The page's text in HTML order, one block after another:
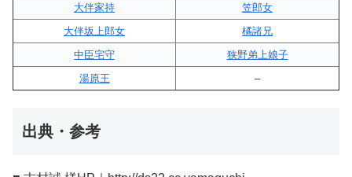
大伴家持
笠郎女
大伴坂上郎女
橘諸兄
中臣宅守
狭野弟上娘子
湯原王
–
出典・参考